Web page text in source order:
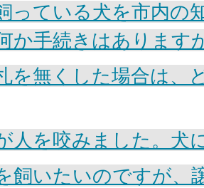
っている犬を市内の
か手続きはあります
を無くした場合は、
人を咬みました。犬
飼いたいのですが、